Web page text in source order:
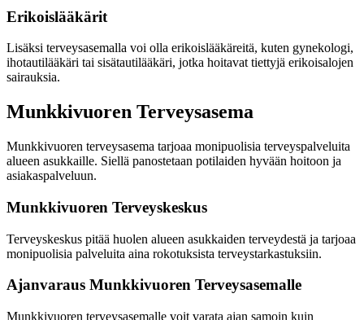
Erikoislääkärit
Lisäksi terveysasemalla voi olla erikoislääkäreitä, kuten gynekologi,
ihotautilääkäri tai sisätautilääkäri, jotka hoitavat tiettyjä erikoisalojen
sairauksia.
Munkkivuoren Terveysasema
Munkkivuoren terveysasema tarjoaa monipuolisia terveyspalveluita
alueen asukkaille. Siellä panostetaan potilaiden hyvään hoitoon ja
asiakaspalveluun.
Munkkivuoren Terveyskeskus
Terveyskeskus pitää huolen alueen asukkaiden terveydestä ja tarjoaa
monipuolisia palveluita aina rokotuksista terveystarkastuksiin.
Ajanvaraus Munkkivuoren Terveysasemalle
Munkkivuoren terveysasemalle voit varata ajan samoin kuin